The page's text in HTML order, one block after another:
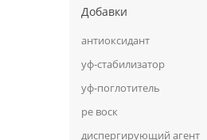
Добавки
антиоксидант
уф-стабилизатор
уф-поглотитель
ре воск
диспергирующий агент